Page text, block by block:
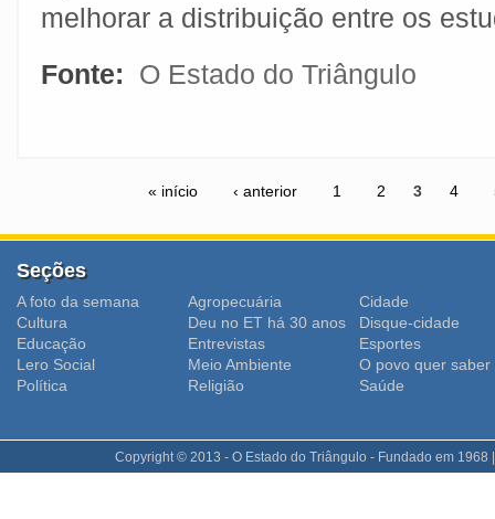
melhorar a distribuição entre os
Fonte:
O Estado do Triângulo
« início ‹ anterior 1 2 3 4
Seções
A foto da semana Agropecuária
Cidade
Cultura
Deu no ET há 30 anos
Disque-cidade
Educação
Entrevistas
Esportes
Lero Social
Meio Ambiente
O povo quer saber
Polí­tica
Religião Saúde
Copyright © 2013 - O Estado do Triângulo - Fundado em